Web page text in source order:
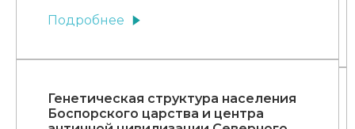
Подробнее
Генетическая структура населения
Боспорского царства и центра